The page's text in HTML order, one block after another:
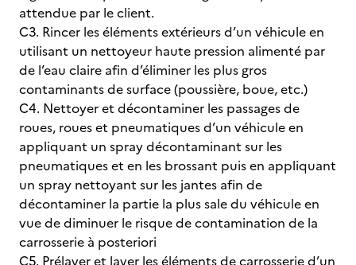
attendue par le client.
C3. Rincer les éléments extérieurs d’un véhicule en
utilisant un nettoyeur haute pression alimenté par
de l’eau claire afin d’éliminer les plus gros
contaminants de surface (poussière, boue, etc.)
C4. Nettoyer et décontaminer les passages de
roues, roues et pneumatiques d’un véhicule en
appliquant un spray décontaminant sur les
pneumatiques et en les brossant puis en appliquant
un spray nettoyant sur les jantes afin de
décontaminer la partie la plus sale du véhicule en
vue de diminuer le risque de contamination de la
carrosserie à posteriori
C5. Prélaver et laver les éléments de carrosserie d’un